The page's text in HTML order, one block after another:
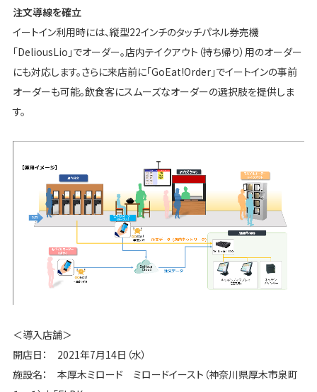
注文導線を確立
イートイン利用時には、縦型22インチのタッチパネル券売機
「DeliousLio」でオーダー。店内テイクアウト（持ち帰り）用のオーダー
にも対応します。さらに来店前に「GoEat!Order」でイートインの事前
オーダーも可能。飲食客にスムーズなオーダーの選択肢を提供しま
す。
＜導入店舗＞
開店日： 2021年7月14日（水）
施設名： 本厚木ミロード ミロードイースト（神奈川県厚木市泉町